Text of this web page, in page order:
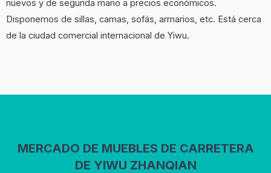
nuevos y de segunda mano a precios económicos.
Disponemos de sillas, camas, sofás, armarios, etc. Está cerca
de la ciudad comercial internacional de Yiwu.
MERCADO DE MUEBLES DE CARRETERA
DE YIWU ZHANQIAN